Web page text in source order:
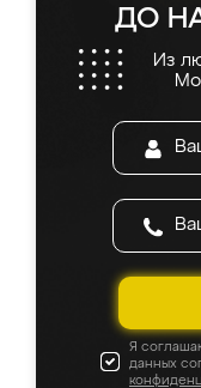
ДО
Из
Я
данных